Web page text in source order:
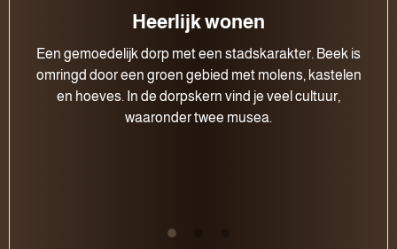
Heerlijk wonen
Een gemoedelijk dorp met een stadskarakter. Beek is
omringd door een groen gebied met molens, kastelen
en hoeves. In de dorpskern vind je veel cultuur,
waaronder twee musea.